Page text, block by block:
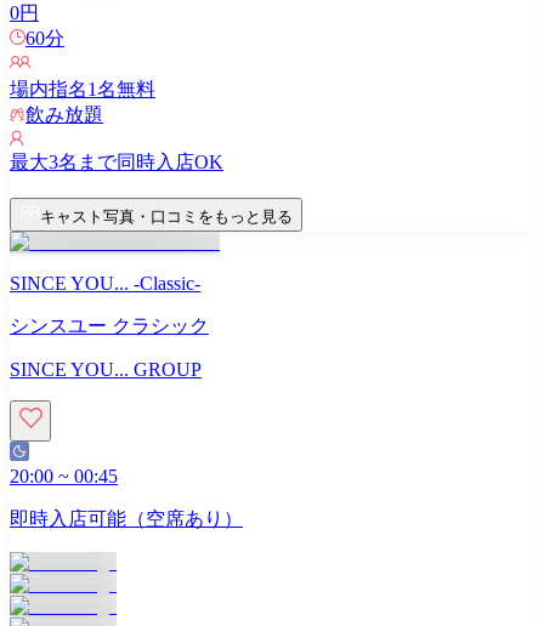
0円
60分
場内指名1名無料
飲み放題
最大3名まで同時入店OK
キャスト写真・口コミをもっと見る
SINCE YOU... -Classic-
シンスユー クラシック
SINCE YOU... GROUP
20:00 ~ 00:45
即時入店可能（空席あり）